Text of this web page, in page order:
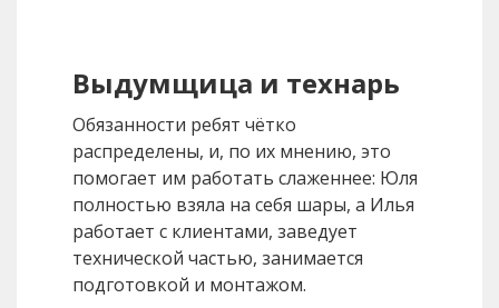
Выдумщица и технарь
Обязанности ребят чётко
распределены, и, по их мнению, это
помогает им работать слаженнее: Юля
полностью взяла на себя шары, а Илья
работает с клиентами, заведует
технической частью, занимается
подготовкой и монтажом.